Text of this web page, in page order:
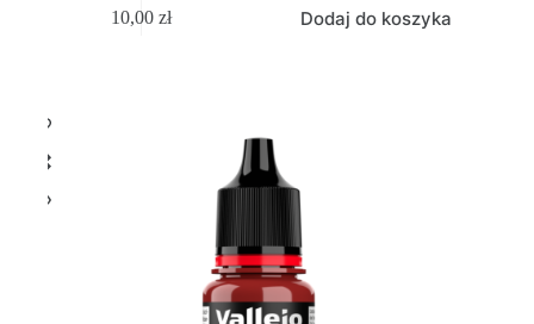
10,00zł Dodaj do koszyka